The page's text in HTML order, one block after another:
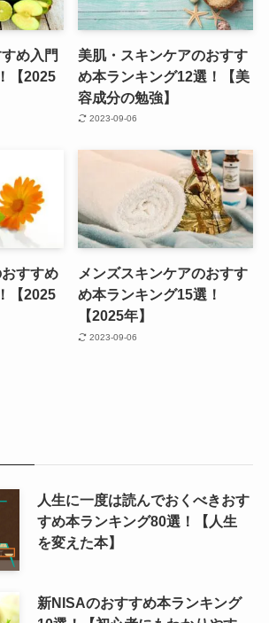
め入門
【2025
美肌・スキンケアのおすす
め本ランキング12選！【美
容成分の勉強】
2023-09-06
すすめ
【2025
メンズスキンケアのおすす
め本ランキング15選！
【2025年】
2023-09-06
人生に一度は読んでおくべきおす
すめ本ランキング80選！【人生
を変えた本】
新NISAのおすすめ本ランキング